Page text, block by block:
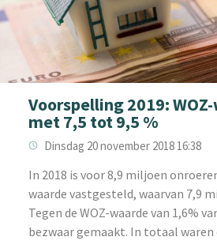
Voorspelling 2019:
met 7,5 tot 9,5 %
Dinsdag 20 november 2018 16:38
In 2018 is voor 8,9 miljoen
waarde vastgesteld, waarvan 7,9
Tegen de WOZ-waarde van 1,6%
bezwaar gemaakt. In totaal waren